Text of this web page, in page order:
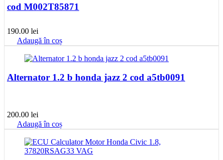
cod M002T85871
190.00 lei
Adaugă în coș
Alternator 1.2 b honda jazz 2 cod a5tb0091
200.00 lei
Adaugă în coș